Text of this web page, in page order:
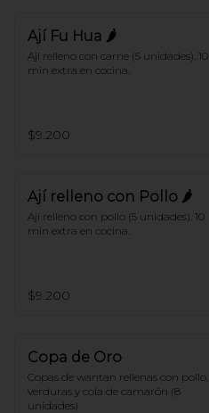
Ají Fu Hua 🌶
Ají relleno con carne (5 unidades). 10
min extra en cocina.
$9.200
Ají relleno con Pollo 🌶
Ají relleno con pollo (5 unidades). 10
min extra en cocina.
$9.200
Copa de Oro
Copas de wantan rellenas con pollo,
verduras y cola de camarón (8
unidades)